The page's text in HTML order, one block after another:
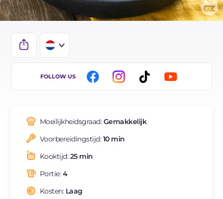
IT
BR
FR
DE
FOLLOW US
Moeilijkheidsgraad:Gemakkelijk
Voorbereidingstijd:10 min
Kooktijd:25 min
Portie:4
Kosten: Laag